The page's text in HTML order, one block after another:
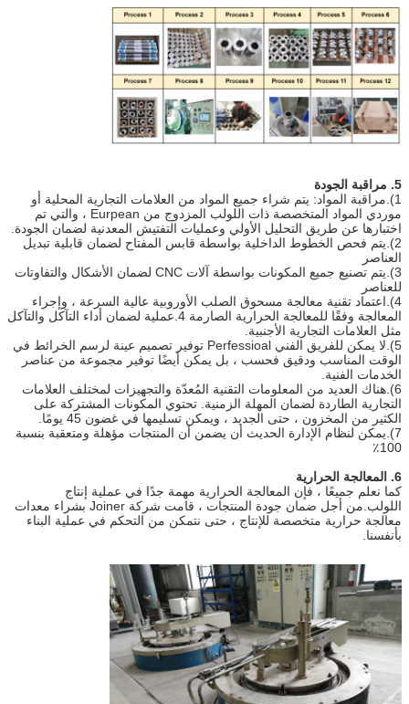
5. مراقبة الجودة
1).مراقبة المواد: يتم شراء جميع المواد من العلامات التجارية المحلية أو
موردي المواد المتخصصة ذات اللولب المزدوج من Eurpean ، والتي تم
اختبارها عن طريق التحليل الأولي وعمليات التفتيش المعدنية لضمان الجودة.
2).يتم فحص الخطوط الداخلية بواسطة قابس المفتاح لضمان قابلية تبديل
العناصر
3).يتم تصنيع جميع المكونات بواسطة آلات CNC لضمان الأشكال والتفاوتات
للعناصر
4).اعتماد تقنية معالجة مسحوق الصلب الأوروبية عالية السرعة ، وإجراء
المعالجة وفقًا للمعالجة الحرارية الصارمة 4.عملية لضمان أداء التآكل والتآكل
مثل العلامات التجارية الأجنبية.
5).لا يمكن للفريق الفني Perfessioal توفير تصميم عينة لرسم الخرائط في
الوقت المناسب ودقيق فحسب ، بل يمكن أيضًا توفير مجموعة من عناصر
الخدمات الفنية.
6).هناك العديد من المعلومات التقنية المُعدّة والتجهيزات لمختلف العلامات
التجارية الطاردة لضمان المهلة الزمنية. تحتوي المكونات المشتركة على
الكثير من المخزون ، حتى الجديد ، ويمكن تسليمها في غضون 45 يومًا.
7).يمكن لنظام الإدارة الحديث أن يضمن أن المنتجات مؤهلة ومتعقبة بنسبة
100٪
6. المعالجة الحرارية
كما نعلم جميعًا ، فإن المعالجة الحرارية مهمة جدًا في عملية إنتاج
اللولب.من أجل ضمان جودة المنتجات ، قامت شركة Joiner بشراء معدات
معالجة حرارية متخصصة للإنتاج ، حتى نتمكن من التحكم في عملية البناء
بأنفسنا.